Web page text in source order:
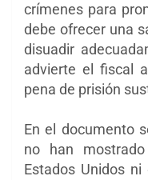
crímenes para
debe ofrecer una
disuadir
advierte el fiscal
pena de prisión
En el documento
no han
Estados Unidos